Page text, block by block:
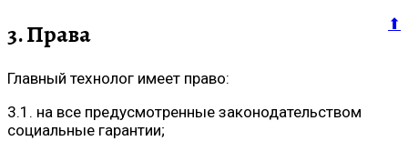
⬆
3. Права
Главный технолог имеет право:
3.1. на все предусмотренные законодательством
социальные гарантии;